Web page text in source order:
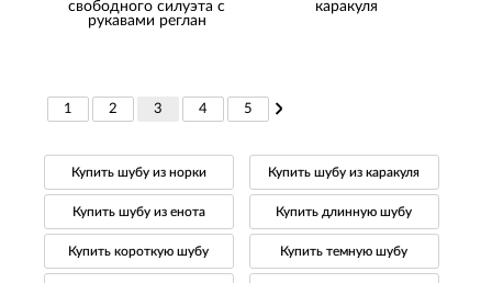
свободного силуэта с
рукавами реглан
каракуля
1 2 3 4 5
Купить шубу из норки Купить шубу из каракуля
Купить шубу из енота Купить длинную шубу
Купить короткую шубу Купить темную шубу